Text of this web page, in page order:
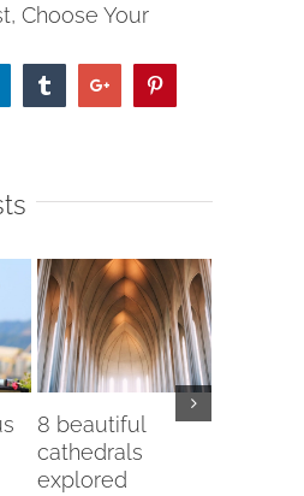
Choose Your
TumblrGoogle+
8 beautiful
cathedrals
explored